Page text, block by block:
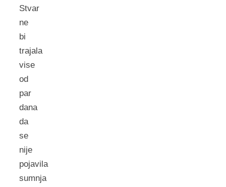
Stvar
ne
bi
trajala
vise
od
par
dana
da
se
nije
pojavila
sumnja